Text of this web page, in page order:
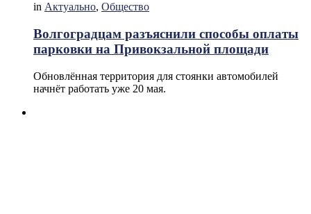
in Актуально, Общество
Волгоградцам разъяснили способы оплаты
парковки на Привокзальной площади
Обновлённая территория для стоянки автомобилей
начнёт работать уже 20 мая.